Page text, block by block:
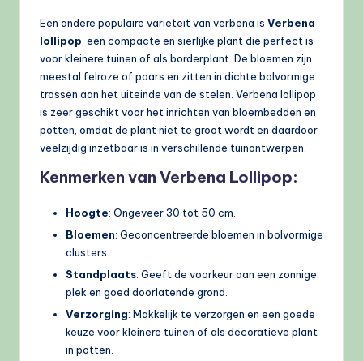
Een andere populaire variëteit van verbena is Verbena
lollipop , een compacte en sierlijke plant die perfect is
voor kleinere tuinen of als borderplant. De bloemen zijn
meestal felroze of paars en zitten in dichte bolvormige
trossen aan het uiteinde van de stelen. Verbena lollipop
is zeer geschikt voor het inrichten van bloembedden en
potten, omdat de plant niet te groot wordt en daardoor
veelzijdig inzetbaar is in verschillende tuinontwerpen.
Kenmerken van Verbena Lollipop:
Hoogte: Ongeveer 30 tot 50 cm.
Bloemen: Geconcentreerde bloemen in bolvormige
clusters.
Standplaats: Geeft de voorkeur aan een zonnige
plek en goed doorlatende grond.
Verzorging: Makkelijk te verzorgen en een goede
keuze voor kleinere tuinen of als decoratieve plant
in potten.